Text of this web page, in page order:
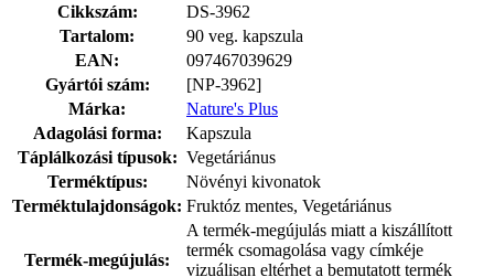
Cikkszám:
DS-3962
Tartalom:
90 veg. kapszula
EAN:
097467039629
Gyártói szám:
[NP-3962]
Márka:
Nature's Plus
Adagolási forma:
Kapszula
Táplálkozási típusok: Vegetáriánus
Terméktípus:
Növényi kivonatok
Terméktulajdonságok: Fruktóz mentes, Vegetáriánus
Termék-megújulás:
A termék-megújulás miatt a kiszállított
termék csomagolása vagy címkéje
vizuálisan eltérhet a bemutatott termék